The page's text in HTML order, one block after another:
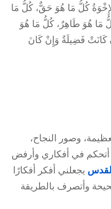
كُلُّ مَا هُوَ حَقٌّ، كُلُّ مَا
مَا هُوَ طَاهِرٌ، كُلُّ مَا هُوَ
فَضِيلَةٌ وَإِنْ كَانَ
وصور النجاح،
أتحكم في أفكاري وأرفض
يجعلني أفكر أفكارًا
وأتصرف بالطريقة